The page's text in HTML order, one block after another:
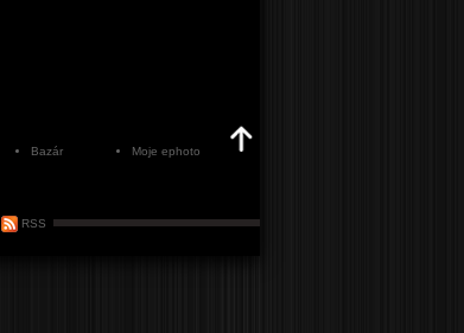
Bazár Moje ephoto
RSS